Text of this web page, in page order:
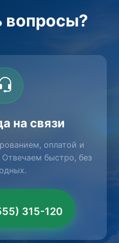
вопросы?
на связи
оплатой и
быстро, без
315-120